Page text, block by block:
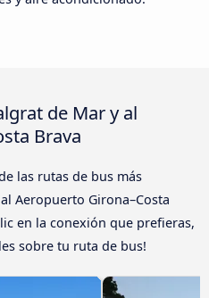
de Mar y al
Brava
las rutas de bus más
Aeropuerto Girona–Costa
en la conexión que prefieras,
sobre tu ruta de bus!